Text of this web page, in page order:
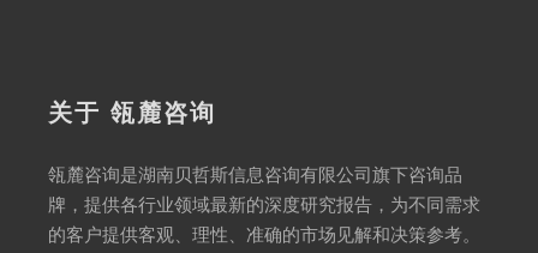
关于 瓴麓咨询
瓴麓咨询是湖南贝哲斯信息咨询有限公司旗下咨询品
牌，提供各行业领域最新的深度研究报告，为不同需求
的客户提供客观、理性、准确的市场见解和决策参考。